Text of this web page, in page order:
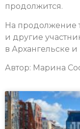
продолжится.
На продолжение
и другие
в Архангельске
Автор: Марина